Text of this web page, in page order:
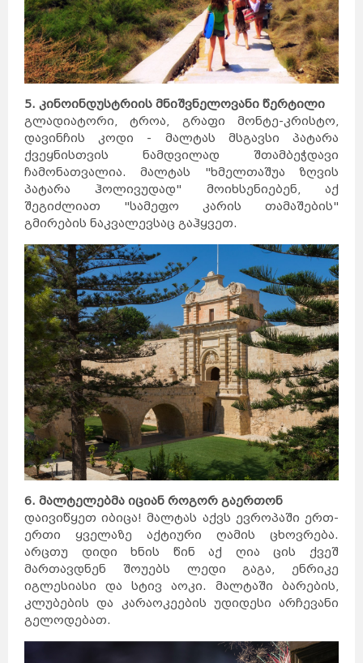
5. კინოინდუსტრიის მნიშვნელოვანი წერტილი
გლადიატორი, ტროა, გრაფი მონტე-კრისტო,
დავინჩის კოდი - მალტას მსგავსი პატარა
ქვეყნისთვის ნამდვილად შთამბეჭდავი
ჩამონათვალია. მალტას "ხმელთაშუა ზღვის
პატარა ჰოლივუდად" მოიხსენიებენ, აქ
შეგიძლიათ "სამეფო კარის თამაშების"
გმირების ნაკვალევსაც გაჰყვეთ.
6. მალტელებმა იციან როგორ გაერთონ
დაივიწყეთ იბიცა! მალტას აქვს ევროპაში ერთ-
ერთი ყველაზე აქტიური ღამის ცხოვრება.
არცთუ დიდი ხნის წინ აქ ღია ცის ქვეშ
მართავდნენ შოუებს ლედი გაგა, ენრიკე
იგლესიასი და სტივ აოკი. მალტაში ბარების,
კლუბების და კარაოკეების უდიდესი არჩევანი
გელოდებათ.